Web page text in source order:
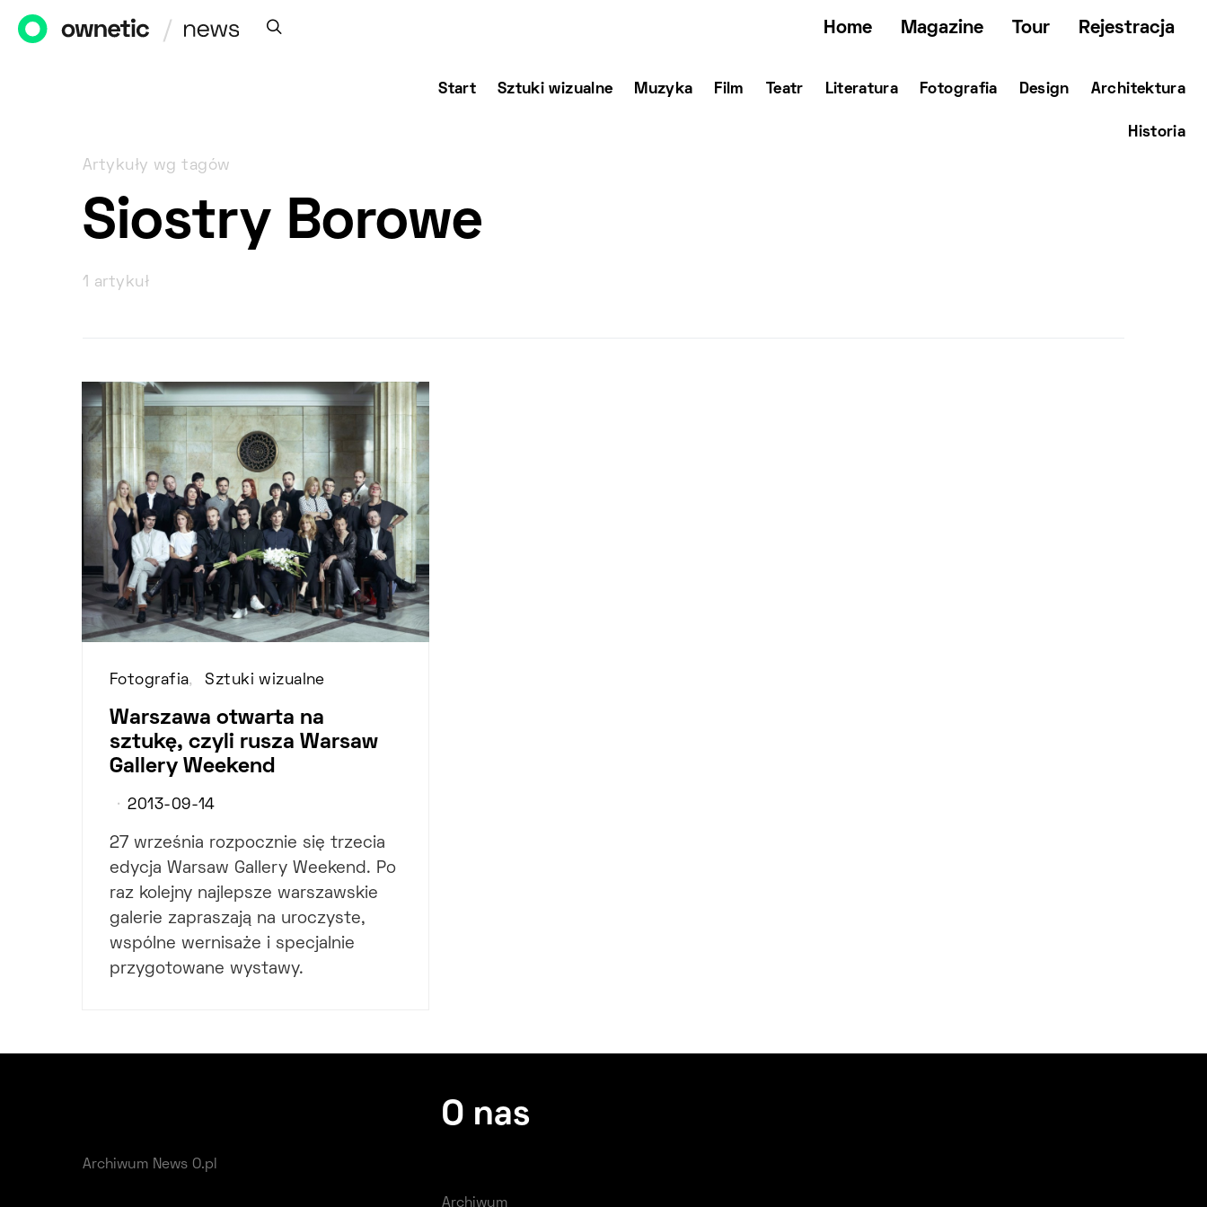
Home Magazine Tour Rejestracja
Start Sztuki wizualne Muzyka Film Teatr Literatura Fotografia Design Architektura
Historia
Artykuły wg tagów
Siostry Borowe
1 artykuł
Fotografia Sztuki wizualne
Warszawa otwarta na
sztukę, czyli rusza Warsaw
Gallery Weekend
2013-09-14
27 września rozpocznie się trzecia
edycja Warsaw Gallery Weekend. Po
raz kolejny najlepsze warszawskie
galerie zapraszają na uroczyste,
wspólne wernisaże i specjalnie
przygotowane wystawy.
Archiwum News O.pl
O nas
Archiwum